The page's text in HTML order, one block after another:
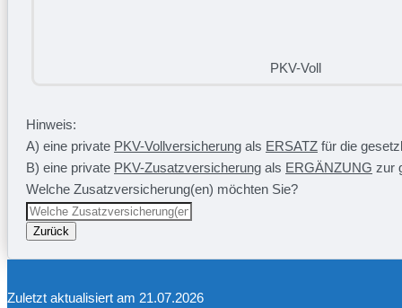
PKV-Voll
Hinweis:
A) eine private PKV-Vollversicherung als ERSATZ für die
B) eine private PKV-Zusatzversicherung als ERGÄNZUNG zur
Welche Zusatzversicherung(en) möchten Sie?
Zurück
Zuletzt aktualisiert am 21.07.2026